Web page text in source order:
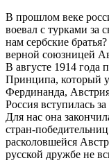
В прошлом веке
воевал с турками за
нам сербские
верной союзницей
В августе 1914 года
Принципа, который
Фердинанда,
Россия вступилась
Для нас она
стран-
расколовшейся
русской дружбе не